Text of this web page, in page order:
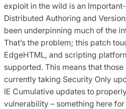
exploit in the wild is an
Distributed Authoring and
been underpinning much of the
That’s the problem; this patch
EdgeHTML, and scripting
supported. This means that
currently taking Security Only
IE Cumulative updates to
vulnerability – something here